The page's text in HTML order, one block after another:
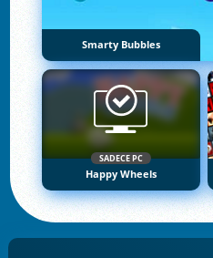
Smarty Bubbles
SADECE PC
Happy Wheels